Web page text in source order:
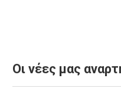
Οι νέες μας